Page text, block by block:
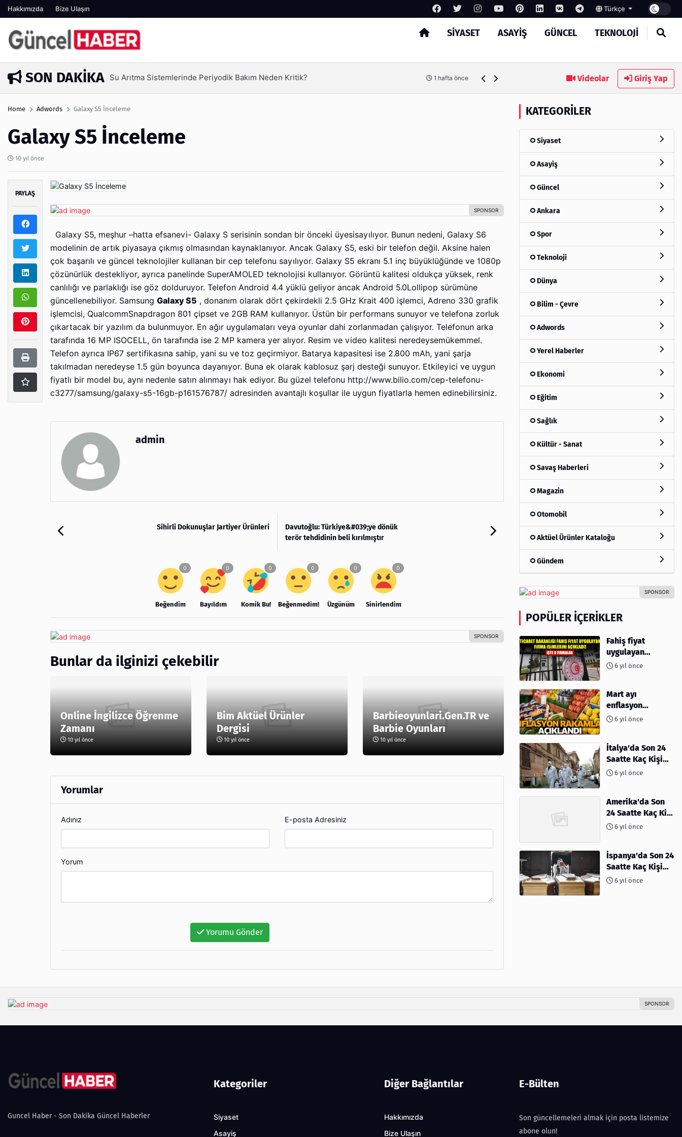
Hakkımızda Bize Ulaşın Türkçe
SIYASET ASAYIŞ GÜNCEL TEKNOLOJI
Arama
SON DAKIKA
3 gün önce Su Arıtma Sistemlerinde Periyodik Bakım Neden Kritik? 1 hafta önce Ambalaj Süreçlerinde Yeni Nesil Verimliliği Olimpack ile
Videolar Giriş Yap
Home Adwords Galaxy S5 İnceleme
Galaxy S5 İnceleme
10 yıl önce
PAYLAŞ
Galaxy S5, meşhur –hatta efsanevi- Galaxy S serisinin sondan bir önceki üyesisayılıyor. Bunun nedeni, Galaxy S6
modelinin de artık piyasaya çıkmış olmasından kaynaklanıyor. Ancak Galaxy S5, eski bir telefon değil. Aksine halen
çok başarılı ve güncel teknolojiler kullanan bir cep telefonu sayılıyor. Galaxy S5 ekranı 5.1 inç büyüklüğünde ve 1080p
çözünürlük destekliyor, ayrıca panelinde SuperAMOLED teknolojisi kullanıyor. Görüntü kalitesi oldukça yüksek, renk
canlılığı ve parlaklığı ise göz dolduruyor. Telefon Android 4.4 yüklü geliyor ancak Android 5.0Lollipop sürümüne
güncellenebiliyor. Samsung Galaxy S5 , donanım olarak dört çekirdekli 2.5 GHz Krait 400 işlemci, Adreno 330 grafik
işlemcisi, QualcommSnapdragon 801 çipset ve 2GB RAM kullanıyor. Üstün bir performans sunuyor ve telefona zorluk
çıkartacak bir yazılım da bulunmuyor. En ağır uygulamaları veya oyunlar dahi zorlanmadan çalışıyor. Telefonun arka
tarafında 16 MP ISOCELL, ön tarafında ise 2 MP kamera yer alıyor. Resim ve video kalitesi neredeysemükemmel.
Telefon ayrıca IP67 sertifikasına sahip, yani su ve toz geçirmiyor. Batarya kapasitesi ise 2.800 mAh, yani şarja
takılmadan neredeyse 1.5 gün boyunca dayanıyor. Buna ek olarak kablosuz şarj desteği sunuyor. Etkileyici ve uygun
fiyatlı bir model bu, aynı nedenle satın alınmayı hak ediyor. Bu güzel telefonu http://www.bilio.com/cep-telefonu-
c3277/samsung/galaxy-s5-16gb-p161576787/ adresinden avantajlı koşullar ile uygun fiyatlarla hemen edinebilirsiniz.
admin
Sihirli Dokunuşlar Jartiyer Ürünleri
Davutoğlu: Türkiye&#039;ye dönük
terör tehdidinin beli kırılmıştır
Beğendim Bayıldım Komik Bu! Beğenmedim! Üzgünüm Sinirlendim
Bunlar da ilginizi çekebilir
Online İngilizce Öğrenme
Zamanı
10 yıl önce
Bim Aktüel Ürünler
Dergisi
10 yıl önce
Barbieoyunlari.Gen.TR ve
Barbie Oyunları
10 yıl önce
Yorumlar
Adınız E-posta Adresiniz
Yorum
Yorumu Gönder
KATEGORILER
Siyaset
Asayiş
Güncel
Ankara
Spor
Teknoloji
Dünya
Bilim - Çevre
Adwords
Yerel Haberler
Ekonomi
Eğitim
Sağlık
Kültür - Sanat
Savaş Haberleri
Magazin
Otomobil
Aktüel Ürünler Kataloğu
Gündem
POPÜLER İÇERIKLER
Fahiş fiyat
uygulayan
firmalar açıklandı
6 yıl önce
Mart ayı
enflasyon
rakamları
6 yıl önce
İtalya'da Son 24
Saatte Kaç Kişi
Öldü6 yıl önce
Amerika'da Son
24 Saatte Kaç Kişi
Öldü - 06 Nisan
6 yıl önce
İspanya'da Son 24
Saatte Kaç Kişi
Öldü6 yıl önce
Guncel Haber - Son Dakika Güncel Haberler
Kategoriler
Siyaset
Asayiş
Diğer Bağlantılar
Hakkımızda
Bize Ulaşın
E-Bülten
Son güncellemeleri almak için posta listemize
abone olun!